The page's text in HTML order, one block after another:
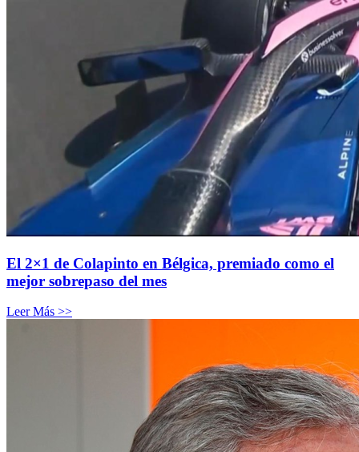
El 2×1 de Colapinto en Bélgica, premiado como el
mejor sobrepaso del mes
Leer Más >>